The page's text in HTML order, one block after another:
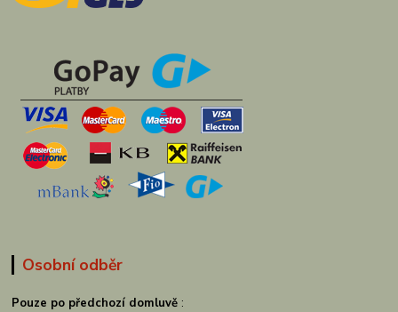
Osobní odběr
Pouze po předchozí domluvě :